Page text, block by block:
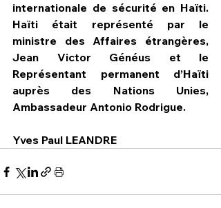
internationale de sécurité en Haïti.
Haïti était représenté par le
ministre des Affaires étrangères,
Jean Victor Généus et le
Représentant permanent d’Haïti
auprès des Nations Unies,
Ambassadeur Antonio Rodrigue.
Yves Paul LEANDRE